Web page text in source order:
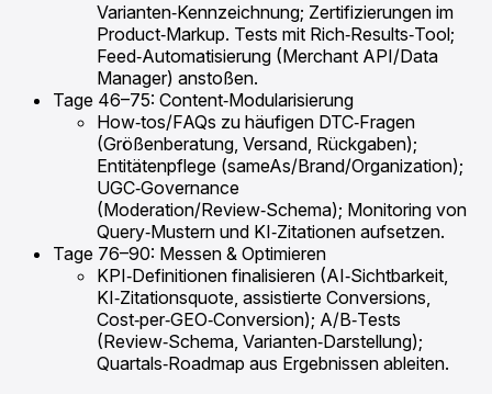
Varianten‑Kennzeichnung; Zertifizierungen im
Product‑Markup. Tests mit Rich‑Results‑Tool;
Feed‑Automatisierung (Merchant API/Data
Manager) anstoßen.
Tage 46–75: Content‑Modularisierung
How‑tos/FAQs zu häufigen DTC‑Fragen
(Größenberatung, Versand, Rückgaben);
Entitätenpflege (sameAs/Brand/Organization);
UGC‑Governance
(Moderation/Review‑Schema); Monitoring von
Query‑Mustern und KI‑Zitationen aufsetzen.
Tage 76–90: Messen & Optimieren
KPI‑Definitionen finalisieren (AI‑Sichtbarkeit,
KI‑Zitationsquote, assistierte Conversions,
Cost‑per‑GEO‑Conversion); A/B‑Tests
(Review‑Schema, Varianten‑Darstellung);
Quartals‑Roadmap aus Ergebnissen ableiten.